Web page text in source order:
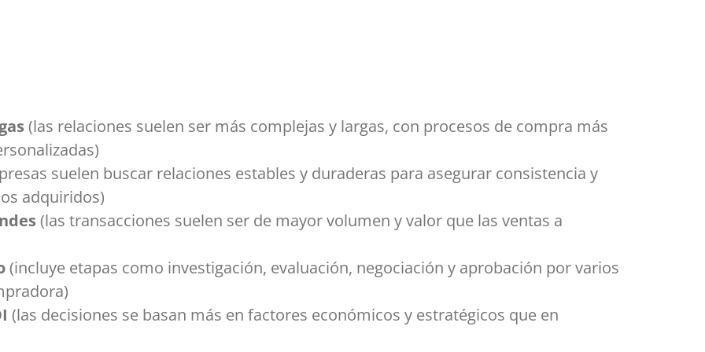
(las relaciones suelen ser más complejas y largas, con procesos de compra más
suelen buscar relaciones estables y duraderas para asegurar consistencia y
adquiridos)
(las transacciones suelen ser de mayor volumen y valor que las ventas a
(incluye etapas como investigación, evaluación, negociación y aprobación por varios
(las decisiones se basan más en factores económicos y estratégicos que en